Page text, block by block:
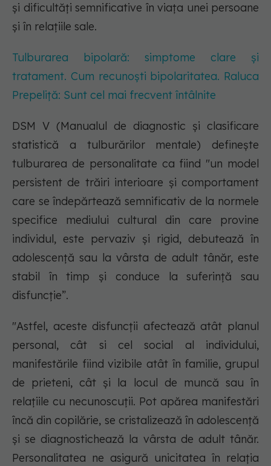
și dificultăți semnificative în viața unei persoane
și în relațiile sale.
Tulburarea bipolară: simptome clare și
tratament. Cum recunoști bipolaritatea. Raluca
Prepeliță: Sunt cel mai frecvent întâlnite
DSM V (Manualul de diagnostic și clasificare
statistică a tulburărilor mentale) definește
tulburarea de personalitate ca fiind "un model
persistent de trăiri interioare și comportament
care se îndepărtează semnificativ de la normele
specifice mediului cultural din care provine
individul, este pervaziv și rigid, debutează în
adolescență sau la vârsta de adult tânăr, este
stabil în timp și conduce la suferință sau
disfuncție”.
"Astfel, aceste disfuncții afectează atât planul
personal, cât si cel social al individului,
manifestările fiind vizibile atât în familie, grupul
de prieteni, cât și la locul de muncă sau în
relațiile cu necunoscuții. Pot apărea manifestări
încă din copilărie, se cristalizează în adolescență
și se diagnostichează la vârsta de adult tânăr.
Personalitatea ne asigură unicitatea în relația